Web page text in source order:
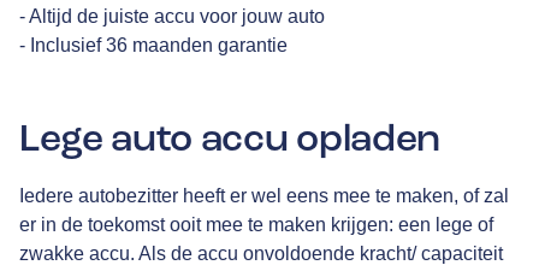
- Altijd de juiste accu voor jouw auto
- Inclusief 36 maanden garantie
Lege auto accu opladen
Iedere autobezitter heeft er wel eens mee te maken, of zal
er in de toekomst ooit mee te maken krijgen: een lege of
zwakke accu. Als de accu onvoldoende kracht/ capaciteit